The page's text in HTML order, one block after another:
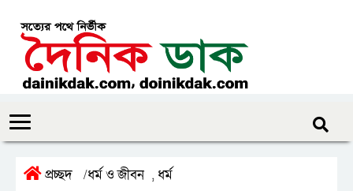
প্রচ্ছদ /ধর্ম ও জীবন , ধর্ম